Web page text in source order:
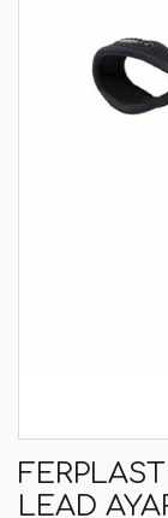
LEAD